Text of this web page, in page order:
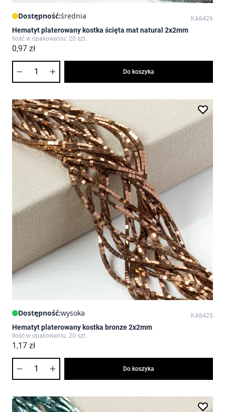
Dostępność:średnia KA6426
Hematyt platerowany kostka ścięta mat natural 2x2mm
Ilość w opakowaniu: 20 szt.
0,97 zł
Do koszyka
Dostępność:wysoka KA6425
Hematyt platerowany kostka bronze 2x2mm
Ilość w opakowaniu: 20 szt.
1,17 zł
Do koszyka